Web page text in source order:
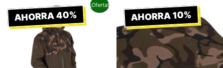
¡Oferta!
AHORRA 40%
de
precios:
desde
€89,99
hasta
€149,99
Este
producto
tiene
AHORRA 10%
precio
original
era:
€13,99.
precio
actual
es:
€12,59.